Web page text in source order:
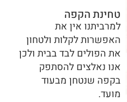
טחינת הקפה
למרביתנו אין את
האפשרות לקלות ולטחון
את הפולים לבד בבית ולכן
אנו נאלצים להסתפק
בקפה שנטחן מבעוד
מועד.